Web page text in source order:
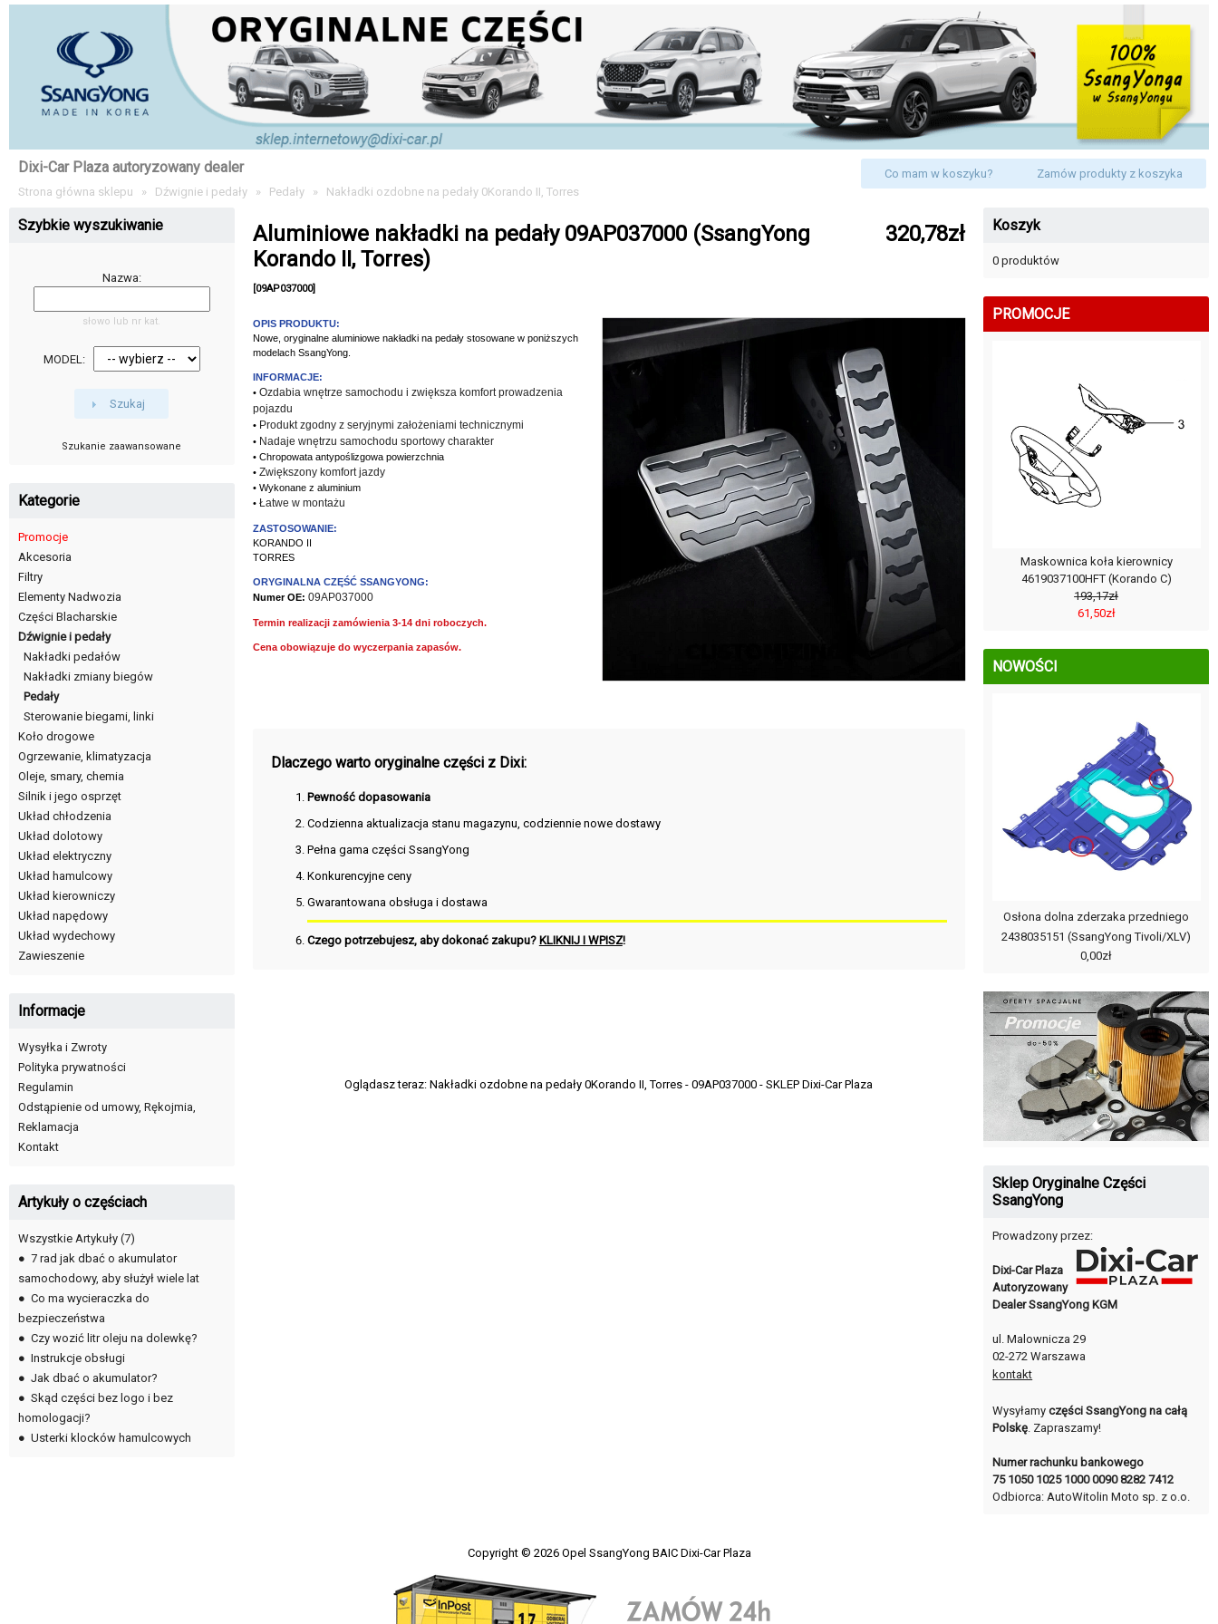
Dixi-Car Plaza autoryzowany dealer
Strona główna sklepu » Dźwignie i pedały » Pedały » Nakładki ozdobne na pedały 0Korando II, Torres
Co mam w koszyku? Zamów produkty z koszyka
320,78zł
Aluminiowe nakładki na pedały 09AP037000 (SsangYong
Korando II, Torres)
[09AP037000]
OPIS PRODUKTU:
Nowe, oryginalne aluminiowe nakładki na pedały stosowane w poniższych
modelach SsangYong.
INFORMACJE:
• Ozdabia wnętrze samochodu i zwiększa komfort prowadzenia
pojazdu
• Produkt zgodny z seryjnymi założeniami technicznymi
• Nadaje wnętrzu samochodu sportowy charakter
• Chropowata antypoślizgowa powierzchnia
• Zwiększony komfort jazdy
• Wykonane z aluminium
• Łatwe w montażu
ZASTOSOWANIE:
KORANDO II
TORRES
ORYGINALNA CZĘŚĆ SSANGYONG:
Numer OE: 09AP037000
Termin realizacji zamówienia 3-14 dni roboczych.
Cena obowiązuje do wyczerpania zapasów.
Dlaczego warto oryginalne części z Dixi:
Pewność dopasowania
Codzienna aktualizacja stanu magazynu, codziennie nowe dostawy
Pełna gama części SsangYong
Konkurencyjne ceny
Gwarantowana obsługa i dostawa
Czego potrzebujesz, aby dokonać zakupu? KLIKNIJ I WPISZ!
Oglądasz teraz:Nakładki ozdobne na pedały 0Korando II, Torres - 09AP037000 - SKLEP Dixi-Car Plaza
Szybkie wyszukiwanie
Nazwa:
słowo lub nr kat.
MODEL:
Szukaj
Szukanie zaawansowane
Kategorie
Promocje
Akcesoria
Filtry
Elementy Nadwozia
Części Blacharskie
Dźwignie i pedały
Nakładki pedałów
Nakładki zmiany biegów
Pedały
Sterowanie biegami, linki
Koło drogowe
Ogrzewanie, klimatyzacja
Oleje, smary, chemia
Silnik i jego osprzęt
Układ chłodzenia
Układ dolotowy
Układ elektryczny
Układ hamulcowy
Układ kierowniczy
Układ napędowy
Układ wydechowy
Zawieszenie
Informacje
Wysyłka i Zwroty
Polityka prywatności
Regulamin
Odstąpienie od umowy, Rękojmia,
Reklamacja
Kontakt
Artykuły o częściach
Wszystkie Artykuły (7)
● 7 rad jak dbać o akumulator
samochodowy, aby służył wiele lat
● Co ma wycieraczka do
bezpieczeństwa
● Czy wozić litr oleju na dolewkę?
● Instrukcje obsługi
● Jak dbać o akumulator?
● Skąd części bez logo i bez
homologacji?
● Usterki klocków hamulcowych
Koszyk
0 produktów
PROMOCJE
Maskownica koła kierownicy
4619037100HFT (Korando C)
193,17zł
61,50zł
NOWOŚCI
Osłona dolna zderzaka przedniego
2438035151 (SsangYong Tivoli/XLV)
0,00zł
Sklep Oryginalne Części
SsangYong
Prowadzony przez:
Dixi-Car Plaza
Autoryzowany
Dealer SsangYong KGM
ul. Malownicza 29
02-272 Warszawa
kontakt
Wysyłamyczęści SsangYong na całą
Polskę. Zapraszamy!
Numer rachunku bankowego
75 1050 1025 1000 0090 8282 7412
Odbiorca: AutoWitolin Moto sp. z o.o.
Copyright © 2026 Opel SsangYong BAIC Dixi-Car Plaza